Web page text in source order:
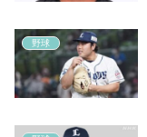
野球